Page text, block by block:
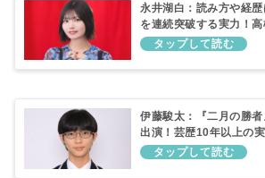
永井湖白：読み方や経
を連続突破する実力！
作品でデビューした“原
伊藤駿太：『二月の勝
出演！芸歴10年以上の
演作を調査